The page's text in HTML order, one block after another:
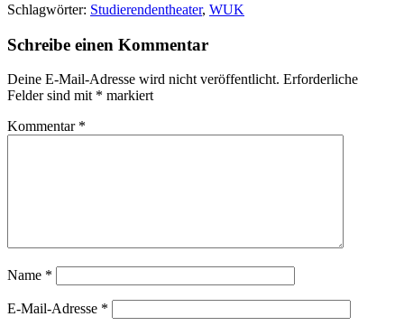
Schlagwörter: Studierendentheater, WUK
Schreibe einen Kommentar
Deine E-Mail-Adresse wird nicht veröffentlicht. Erforderliche
Felder sind mit * markiert
Kommentar *
Name *
E-Mail-Adresse *